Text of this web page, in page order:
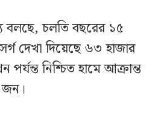
বলছে, চলতি বছরের ১৫
দেখা দিয়েছে ৬৩ হাজার
নিশ্চিত হামে আক্রান্ত
জন।